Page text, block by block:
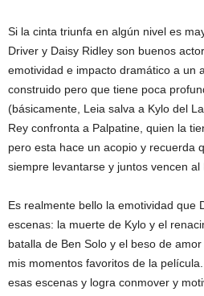
Si la cinta triunfa en algún nivel es
Driver y Daisy Ridley son buenos
emotividad e impacto dramático a un
construido pero que tiene poca
(básicamente, Leia salva a Kylo del
Rey confronta a Palpatine, quien la
pero esta hace un acopio y recuerda
siempre levantarse y juntos vencen al
Es realmente bello la emotividad que
escenas: la muerte de Kylo y el
batalla de Ben Solo y el beso de
mis momentos favoritos de la
esas escenas y logra conmover y